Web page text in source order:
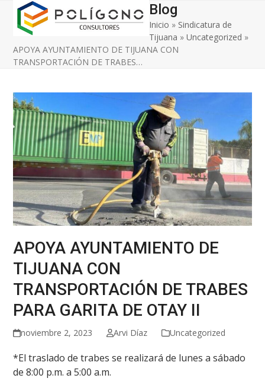
Skip
content
Open
mobile
menu
Close
mobile
menu
Blog
Inicio » Sindicatura de
Tijuana »Uncategorized »
APOYA AYUNTAMIENTO DE TIJUANA CON
TRANSPORTACIÓN DE TRABES…
APOYA AYUNTAMIENTO DE
TIJUANA CON
TRANSPORTACIÓN DE TRABES
PARA GARITA DE OTAY II
noviembre 2, 2023 Arvi Díaz Uncategorized
*El traslado de trabes se realizará de lunes a sábado
de 8:00 p.m. a 5:00 a.m.